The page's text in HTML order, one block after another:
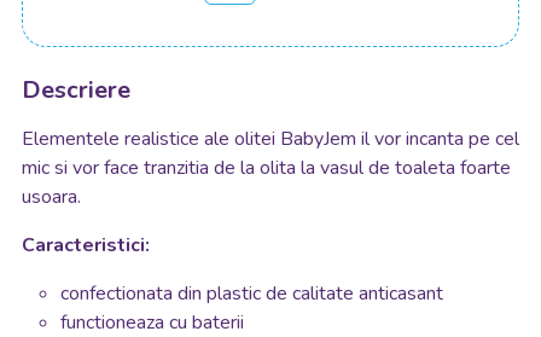
Descriere
Elementele realistice ale olitei BabyJem il vor incanta pe cel
mic si vor face tranzitia de la olita la vasul de toaleta foarte
usoara.
Caracteristici:
confectionata din plastic de calitate anticasant
functioneaza cu baterii